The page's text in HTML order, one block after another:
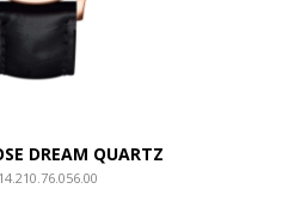
DREAM QUARTZ